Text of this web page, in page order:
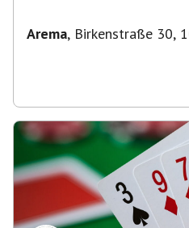
Arema, Birkenstraße 30,